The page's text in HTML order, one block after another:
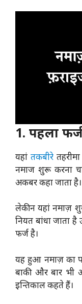
1. पहला
यहां तकबीरे
नमाज शुरू करना
अकबर कहा जाता है।
लेकीन यहां नमाज़
नियत बांधा जाता है
फर्ज है।
यह हुआ नमाज़ का
बाकी और बार भी
इन्तिकाल कहते हैं।